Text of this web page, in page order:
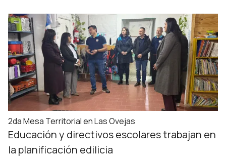
2da Mesa Territorial en Las Ovejas
Educación y directivos escolares trabajan en
la planificación edilicia